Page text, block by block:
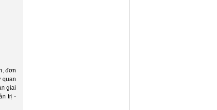
đơn
quan
giai
trị -